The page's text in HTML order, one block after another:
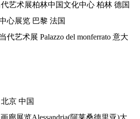
艺术展柏林中国文化中心 柏林 德国
心展览 巴黎 法国
代艺术展 Palazzo del monferrato 意大
北京 中国
廊展览Alessandria(阿莱桑德里亚)大